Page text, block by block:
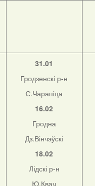
31.01
Гродзенскі р-н
С.Чарапіца
16.02
Гродна
Дз.Вінчэўскі
18.02
Лідскі р-н
Ю.Квач